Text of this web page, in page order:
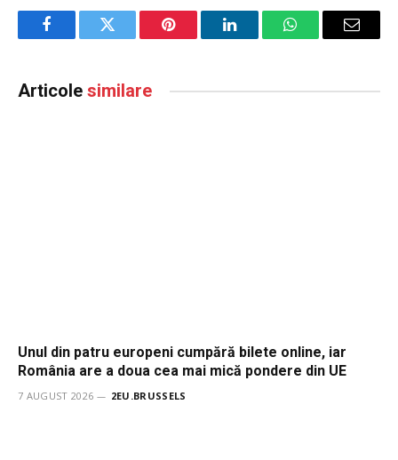
FacebookTwitter Pinterest LinkedInWhatsAppEmail
Articole similare
Unul din patru europeni cumpără bilete online, iar
România are a doua cea mai mică pondere din UE
7 AUGUST 2026 2EU.BRUSSELS